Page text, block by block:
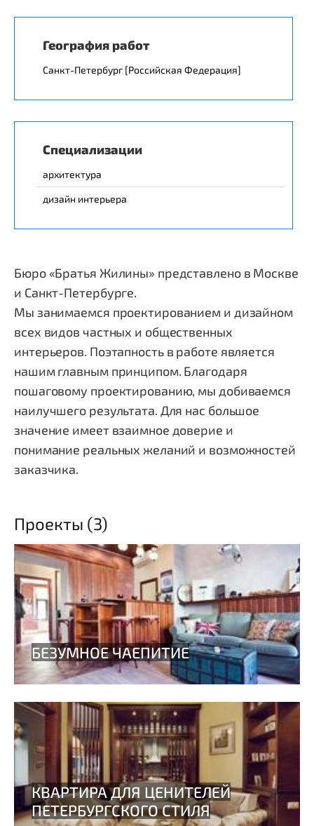
География работ
Санкт-Петербург [Российская Федерация]
Специализации
архитектура
дизайн интерьера
Бюро «Братья Жилины» представлено в Москве
и Санкт-Петербурге.
Мы занимаемся проектированием и дизайном
всех видов частных и общественных
интерьеров. Поэтапность в работе является
нашим главным принципом. Благодаря
пошаговому проектированию, мы добиваемся
наилучшего результата. Для нас большое
значение имеет взаимное доверие и
понимание реальных желаний и возможностей
заказчика.
Проекты (3)